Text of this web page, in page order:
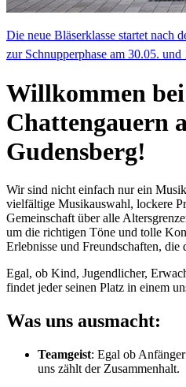
Die neue Bläserklasse startet nach
zur Schnupperphase am 30.05. und
Willkommen
Chattengauern
Gudensberg!
Wir sind nicht einfach nur ein
vielfältige Musikauswahl, lockere
Gemeinschaft über alle
um die richtigen Töne und tolle
Erlebnisse und Freundschaften, die
Egal, ob Kind, Jugendlicher,
findet jeder seinen Platz in einem
Was uns ausmacht:
Teamgeist: Egal ob
uns zählt der Zusammenhalt.